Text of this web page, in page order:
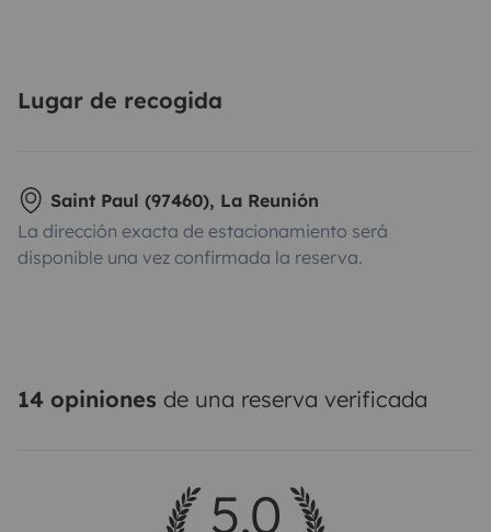
Lugar de recogida
Saint Paul (97460), La Reunión
La dirección exacta de estacionamiento será
disponible una vez confirmada la reserva.
14 opiniones de una reserva verificada
5,0